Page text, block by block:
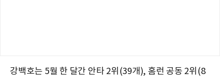
강백호는 5월 한 달간 안타 2위(39개), 홈런 공동 2위(8